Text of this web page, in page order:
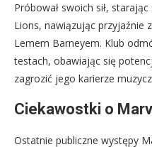
Próbował swoich sił,
Lions, nawiązując przyjaźnie
Lemem Barneyem. Klub
testach, obawiając się
zagrozić jego karierze
Ciekawostki o
Ostatnie publiczne występy